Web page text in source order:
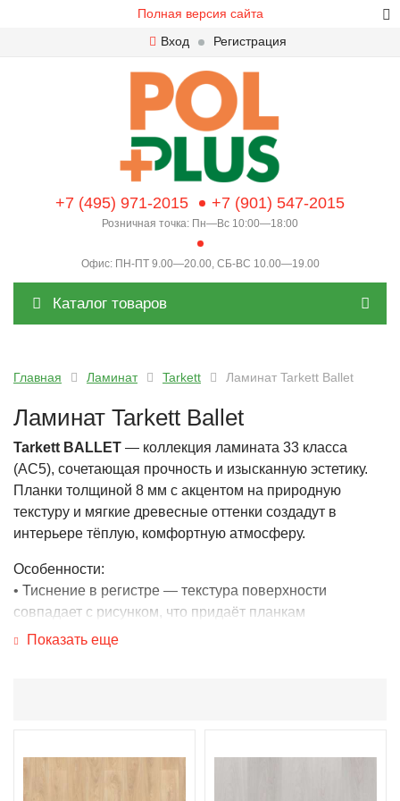
Полная версия сайта
Вход
Регистрация
+7 (495) 971-2015 +7 (901) 547-2015
Розничная точка: Пн—Вс 10:00—18:00
Офис: ПН-ПТ 9.00—20.00, СБ-ВС 10.00—19.00
Каталог товаров
Главная Ламинат Tarkett Ламинат Tarkett Ballet
Ламинат Tarkett Ballet
Tarkett BALLET — коллекция ламината 33 класса
(AC5), сочетающая прочность и изысканную эстетику.
Планки толщиной 8 мм с акцентом на природную
текстуру и мягкие древесные оттенки создадут в
интерьере тёплую, комфортную атмосферу.
Особенности:
• Тиснение в регистре — текстура поверхности
совпадает с рисунком, что придаёт планкам
натуральность и глубину древесного рисунка.
риск деформации и защищает от проникновения влаги.
Показать еще